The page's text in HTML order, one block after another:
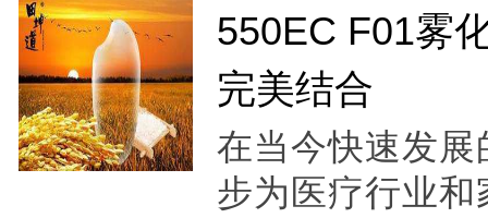
550EC F01雾
完美结合
在当今快速发
步为医疗行业